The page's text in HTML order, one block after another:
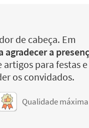
de cabeça. Em
agradecer a
artigos para festas e
os convidados.
Qualidade máxima